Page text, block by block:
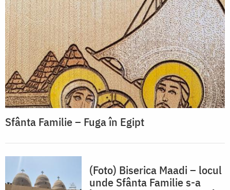
Sfânta Familie – Fuga în Egipt
(Foto) Biserica Maadi – locul
unde Sfânta Familie s-a